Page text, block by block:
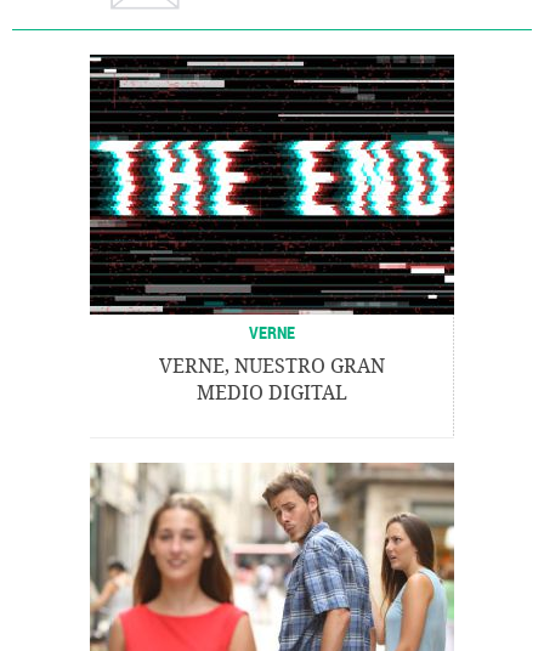
VERNE
VERNE, NUESTRO GRAN
MEDIO DIGITAL